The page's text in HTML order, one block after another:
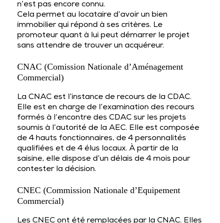
n’est pas encore connu.
Cela permet au locataire d’avoir un bien
immobilier qui répond à ses critères. Le
promoteur quant à lui peut démarrer le projet
sans attendre de trouver un acquéreur.
CNAC (Comission Nationale d’Aménagement
Commercial)
La CNAC est l’instance de recours de la CDAC.
Elle est en charge de l’examination des recours
formés à l’encontre des CDAC sur les projets
soumis à l’autorité de la AEC. Elle est composée
de 4 hauts fonctionnaires, de 4 personnalités
qualifiées et de 4 élus locaux. À partir de la
saisine, elle dispose d’un délais de 4 mois pour
contester la décision.
CNEC (Commission Nationale d’Equipement
Commercial)
Les CNEC ont été remplacées par la CNAC. Elles